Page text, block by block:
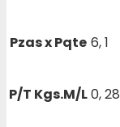
Pzas x Pqte 6, 1
P/T Kgs.M/L0,